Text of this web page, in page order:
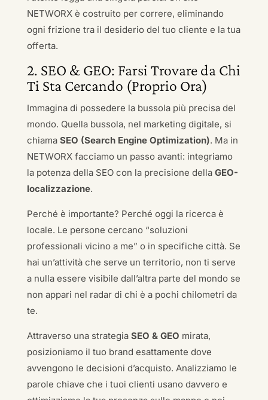
NETWORX è costruito per correre, eliminando
ogni frizione tra il desiderio del tuo cliente e la tua
offerta.
2. SEO & GEO: Farsi Trovare da Chi
Ti Sta Cercando (Proprio Ora)
Immagina di possedere la bussola più precisa del
mondo. Quella bussola, nel marketing digitale, si
chiama SEO (Search Engine Optimization). Ma in
NETWORX facciamo un passo avanti: integriamo
la potenza della SEO con la precisione della GEO-
localizzazione.
Perché è importante? Perché oggi la ricerca è
locale. Le persone cercano “soluzioni
professionali vicino a me” o in specifiche città. Se
hai un’attività che serve un territorio, non ti serve
a nulla essere visibile dall’altra parte del mondo se
non appari nel radar di chi è a pochi chilometri da
te.
Attraverso una strategia SEO & GEO mirata,
posizioniamo il tuo brand esattamente dove
avvengono le decisioni d’acquisto. Analizziamo le
parole chiave che i tuoi clienti usano davvero e